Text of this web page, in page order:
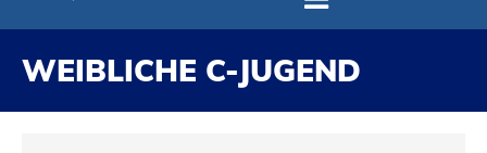
WEIBLICHE C-JUGEND